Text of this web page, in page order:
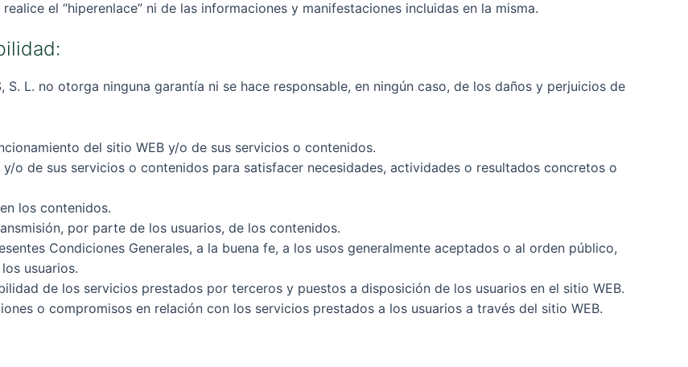
el “hiperenlace” ni de las informaciones y manifestaciones incluidas en la misma.
S. L. no otorga ninguna garantía ni se hace responsable, en ningún caso, de los daños y perjuicios de
del sitio WEB y/o de sus servicios o contenidos.
o de sus servicios o contenidos para satisfacer necesidades, actividades o resultados concretos o
los contenidos.
por parte de los usuarios, de los contenidos.
Condiciones Generales, a la buena fe, a los usos generalmente aceptados o al orden público,
usuarios.
de los servicios prestados por terceros y puestos a disposición de los usuarios en el sitio WEB.
o compromisos en relación con los servicios prestados a los usuarios a través del sitio WEB.